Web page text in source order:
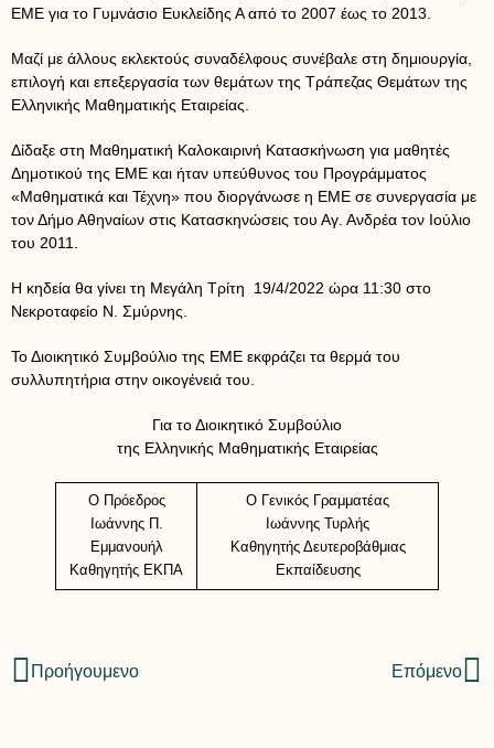
ΕΜΕ για το Γυμνάσιο Ευκλείδης Α από το 2007 έως το 2013.
Μαζί με άλλους εκλεκτούς συναδέλφους συνέβαλε στη δημιουργία,
επιλογή και επεξεργασία των θεμάτων της Τράπεζας Θεμάτων της
Ελληνικής Μαθηματικής Εταιρείας.
Δίδαξε στη Μαθηματική Καλοκαιρινή Κατασκήνωση για μαθητές
Δημοτικού της ΕΜΕ και ήταν υπεύθυνος του Προγράμματος
«Μαθηματικά και Τέχνη» που διοργάνωσε η ΕΜΕ σε συνεργασία με
τον Δήμο Αθηναίων στις Κατασκηνώσεις του Αγ. Ανδρέα τον Ιούλιο
του 2011.
Η κηδεία θα γίνει τη Μεγάλη Τρίτη 19/4/2022 ώρα 11:30 στο
Νεκροταφείο Ν. Σμύρνης.
Το Διοικητικό Συμβούλιο της ΕΜΕ εκφράζει τα θερμά του
συλλυπητήρια στην οικογένειά του.
Για το Διοικητικό Συμβούλιο
της Ελληνικής Μαθηματικής Εταιρείας
Ο Πρόεδρος
Ιωάννης Π.
Εμμανουήλ
Καθηγητής ΕΚΠΑ
Ο Γενικός Γραμματέας
Ιωάννης Τυρλής
Καθηγητής Δευτεροβάθμιας
Εκπαίδευσης
Προήγουμενο Επόμενο